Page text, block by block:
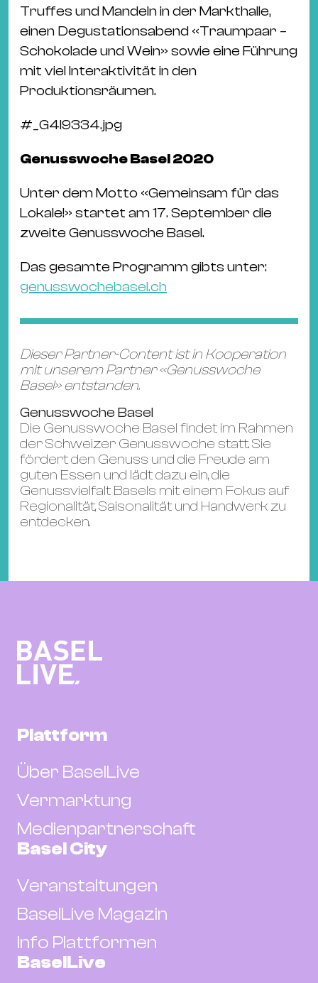
Truffes und Mandeln in der Markthalle,
einen Degustationsabend «Traumpaar –
Schokolade und Wein» sowie eine Führung
mit viel Interaktivität in den
Produktionsräumen.
# _G4I9334.jpg
Genusswoche Basel 2020
Unter dem Motto «Gemeinsam für das
Lokale!» startet am 17. September die
zweite Genusswoche Basel.
Das gesamte Programm gibts unter:
genusswochebasel.ch
Dieser Partner-Content ist in Kooperation
mit unserem Partner «Genusswoche
Basel» entstanden.
Genusswoche Basel
Die Genusswoche Basel findet im Rahmen
der Schweizer Genusswoche statt. Sie
fördert den Genuss und die Freude am
guten Essen und lädt dazu ein, die
Genussvielfalt Basels mit einem Fokus auf
Regionalität, Saisonalität und Handwerk zu
entdecken.
Plattform
Über BaselLive
Vermarktung
Medienpartnerschaft
Basel City
Veranstaltungen
BaselLive Magazin
Info Plattformen
BaselLive